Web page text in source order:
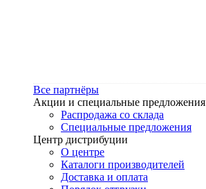
Все партнёры
Акции и специальные предложения
Распродажа со склада
Специальные предложения
Центр дистрибуции
О центре
Каталоги производителей
Доставка и оплата